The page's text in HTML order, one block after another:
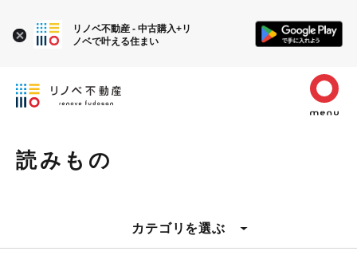
読みもの
カテゴリを選ぶ
リノベ不動産 - 中古購入+リ
ノベで叶える住まい